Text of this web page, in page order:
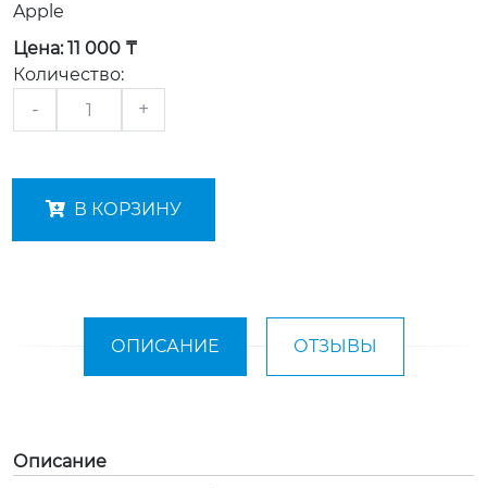
Apple
Цена: 11 000 ₸
Количество:
- +
В КОРЗИНУ
ОПИСАНИЕ ОТЗЫВЫ
Описание